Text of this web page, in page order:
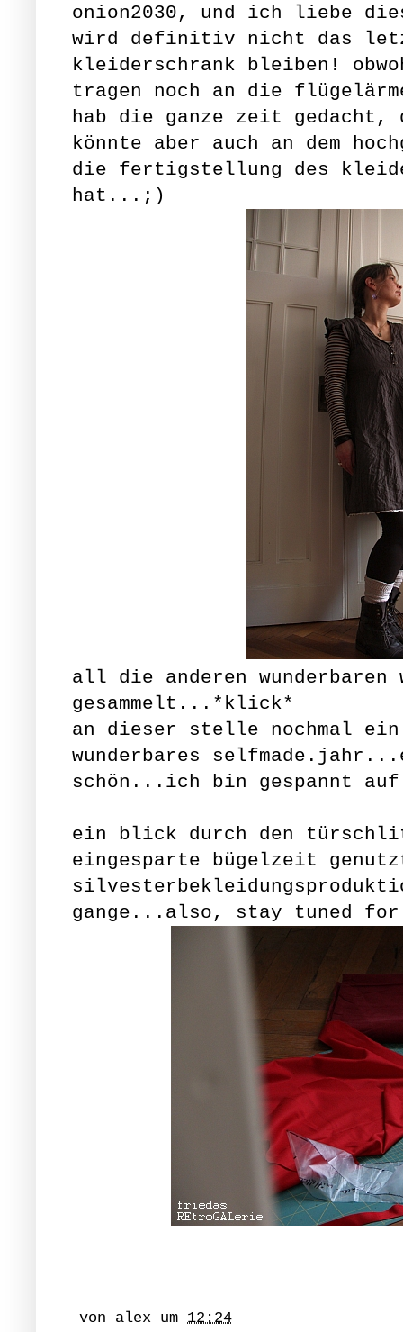
onion2030, und ich liebe
wird definitiv nicht das
kleiderschrank bleiben!
tragen noch an die
hab die ganze zeit
könnte aber auch an dem
die fertigstellung des
hat...;)
all die anderen
gesammelt... *klick*
an dieser stelle nochmal
wunderbares
schön...ich bin gespannt auf
ein blick durch den
eingesparte bügelzeit
gange...also, stay tuned
von alex um 12:24